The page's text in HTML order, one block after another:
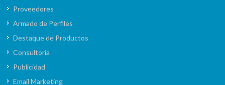
Proveedores
Armado de Perfiles
Destaque de Productos
Consultoría
Publicidad
Email Marketing